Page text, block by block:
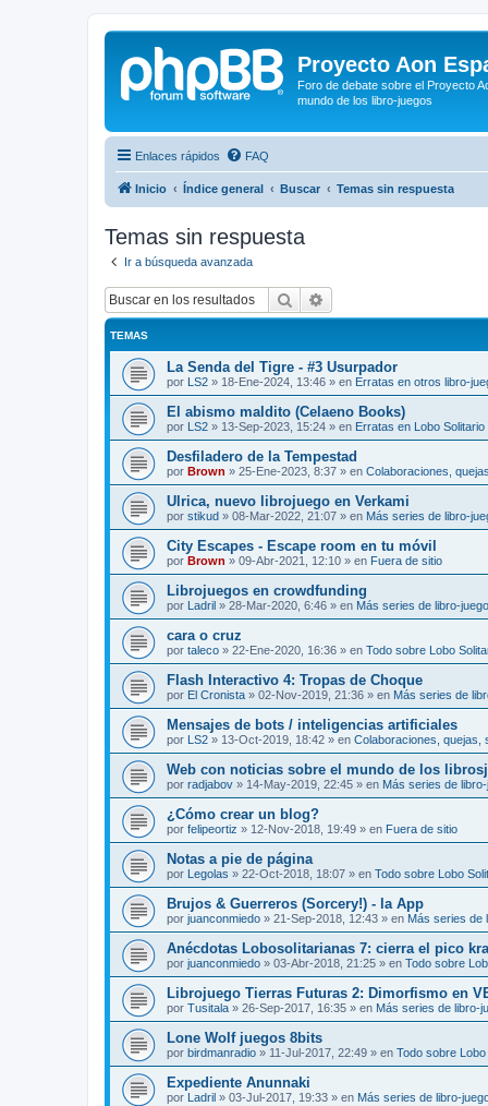
Proyecto Aon
Foro de debate sobre el Proyecto
mundo de los libro-juegos
Enlaces rápidos FAQ
Inicio Índice general Buscar Temas sin respuesta
Temas sin respuesta
Ir a búsqueda avanzada
Buscar
TEMAS
La Senda del Tigre - #3 Usurpador
por LS2 » 18-Ene-2024, 13:46 » en Erratas en otros libro-
El abismo maldito (Celaeno Books)
por LS2 » 13-Sep-2023, 15:24 » en Erratas en Lobo Solitario
Desfiladero de la Tempestad
por Brown » 25-Ene-2023, 8:37 » en Colaboraciones,
Ulrica, nuevo librojuego en Verkami
por stikud » 08-Mar-2022, 21:07 » en Más series de libro-
City Escapes - Escape room en tu móvil
por Brown » 09-Abr-2021, 12:10 » en Fuera de sitio
Librojuegos en crowdfunding
por Ladril » 28-Mar-2020, 6:46 » en Más series de libro-
cara o cruz
por taleco » 22-Ene-2020, 16:36 » en Todo sobre Lobo
Flash Interactivo 4: Tropas de Choque
por El Cronista » 02-Nov-2019, 21:36 » en Más series de
Mensajes de bots / inteligencias artificiales
por LS2 » 13-Oct-2019, 18:42 » en Colaboraciones, quejas,
Web con noticias sobre el mundo de los
por radjabov » 14-May-2019, 22:45 » en Más series de
¿Cómo crear un blog?
por felipeortiz » 12-Nov-2018, 19:49 » en Fuera de sitio
Notas a pie de página
por Legolas » 22-Oct-2018, 18:07 » en Todo sobre Lobo
Brujos & Guerreros (Sorcery!) - la App
por juanconmiedo » 21-Sep-2018, 12:43 » en Más series de
Anécdotas Lobosolitarianas 7: cierra el pico
por juanconmiedo » 03-Abr-2018, 21:25 » en Todo sobre
Librojuego Tierras Futuras 2: Dimorfismo en
por Tusitala » 26-Sep-2017, 16:35 » en Más series de libro-
Lone Wolf juegos 8bits
por birdmanradio » 11-Jul-2017, 22:49 » en Todo sobre Lobo
Expediente Anunnaki
por Ladril » 03-Jul-2017, 19:33 » en Más series de libro-